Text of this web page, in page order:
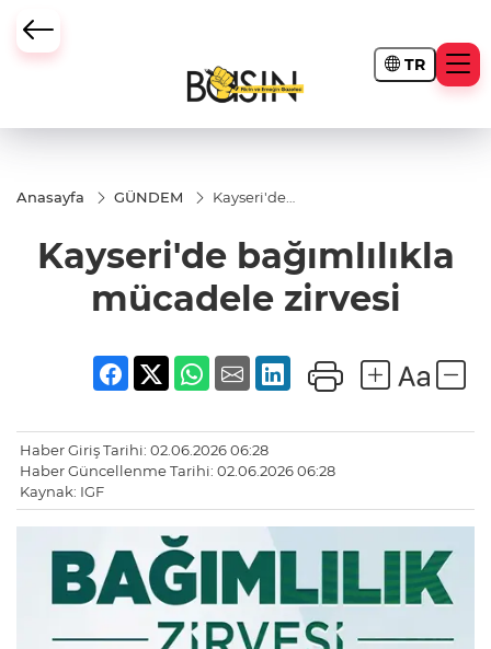
TR
Anasayfa GÜNDEM
Kayseri'de
zirvesi
Kayseri'de bağımlılıkla
mücadele zirvesi
Haber Giriş Tarihi: 02.06.2026 06:28
Haber Güncellenme Tarihi: 02.06.2026 06:28
Kaynak: IGF